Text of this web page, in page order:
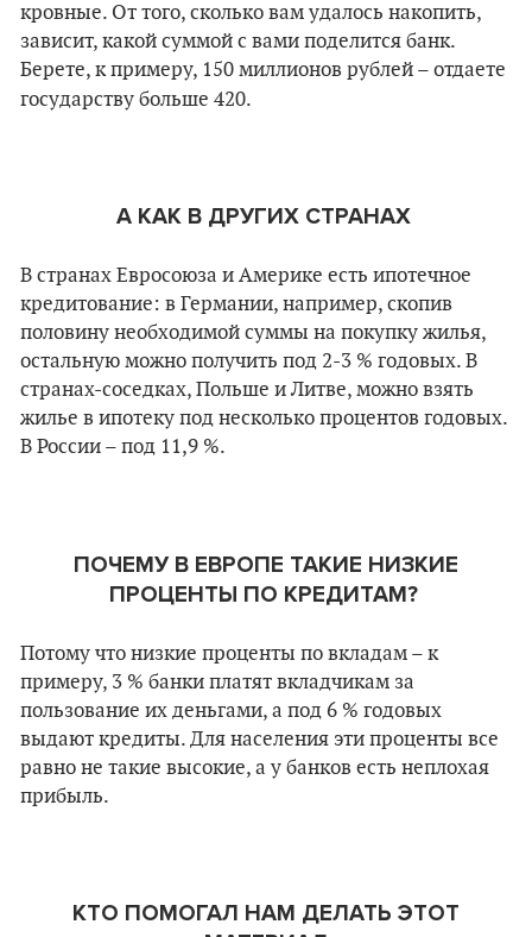
кровные. От того, сколько вам удалось накопить,
зависит, какой суммой с вами поделится банк.
Берете, к примеру, 150 миллионов рублей – отдаете
государству больше 420.
А КАК В ДРУГИХ СТРАНАХ
В странах Евросоюза и Америке есть ипотечное
кредитование: в Германии, например, скопив
половину необходимой суммы на покупку жилья,
остальную можно получить под 2-3 % годовых. В
странах-соседках, Польше и Литве, можно взять
жилье в ипотеку под несколько процентов годовых.
В России – под 11,9 %.
ПОЧЕМУ В ЕВРОПЕ ТАКИЕ НИЗКИЕ
ПРОЦЕНТЫ ПО КРЕДИТАМ?
Потому что низкие проценты по вкладам – к
примеру, 3 % банки платят вкладчикам за
пользование их деньгами, а под 6 % годовых
выдают кредиты. Для населения эти проценты все
равно не такие высокие, а у банков есть неплохая
прибыль.
КТО ПОМОГАЛ НАМ ДЕЛАТЬ ЭТОТ